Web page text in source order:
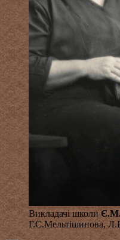
Викладачі школи
Г.С.Мельтішинова,